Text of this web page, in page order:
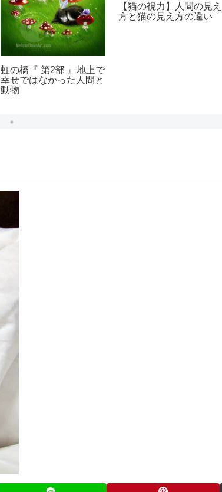
虹の橋『 第2部 』地上で
幸せではなかった人間と
動物
【猫の視力】人間の見え
方と猫の見え方の違い